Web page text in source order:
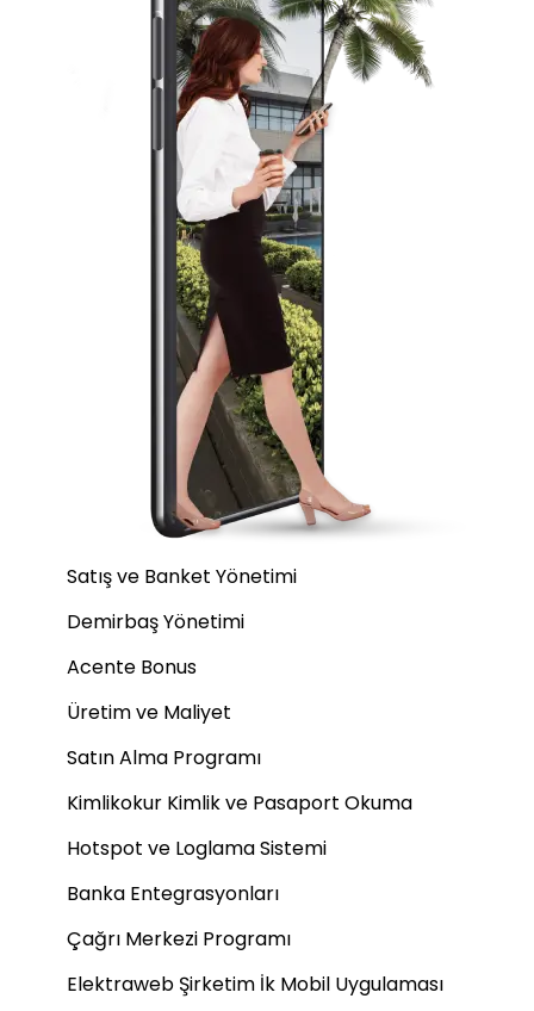
Satış ve Banket Yönetimi
Demirbaş Yönetimi
Acente Bonus
Üretim ve Maliyet
Satın Alma Programı
Kimlikokur Kimlik ve Pasaport Okuma
Hotspot ve Loglama Sistemi
Banka Entegrasyonları
Çağrı Merkezi Programı
Elektraweb Şirketim İk Mobil Uygulaması